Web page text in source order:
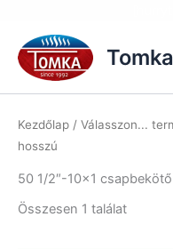
content
Kezdőlap / Válasszon...
hosszú
50 1/2″-10×1
Összesen 1 találat